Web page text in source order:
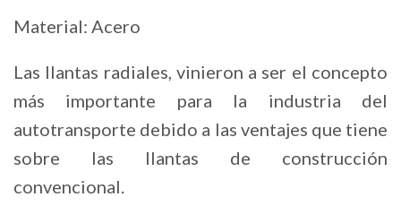
Material: Acero
Las llantas radiales, vinieron a ser el concepto
más importante para la industria del
autotransporte debido a las ventajes que tiene
sobre las llantas de construcción
convencional.